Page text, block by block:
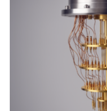
werden schnell
der Forschung der
Jahre alt geworden ist,
Internationalen Jahr der
technologie ausgerufen
internationale